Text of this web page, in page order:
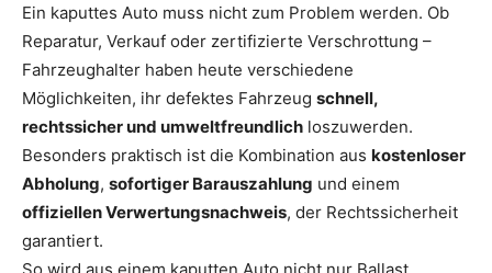
Ein kaputtes Auto muss nicht zum Problem werden. Ob
Reparatur, Verkauf oder zertifizierte Verschrottung –
Fahrzeughalter haben heute verschiedene
Möglichkeiten, ihr defektes Fahrzeug schnell,
rechtssicher und umweltfreundlich loszuwerden.
Besonders praktisch ist die Kombination aus kostenloser
Abholung, sofortiger Barauszahlung und einem
offiziellen Verwertungsnachweis, der Rechtssicherheit
garantiert.